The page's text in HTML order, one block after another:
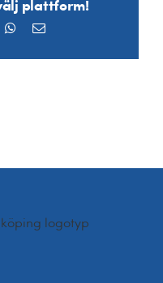
plattform!
WhatsApp
E-